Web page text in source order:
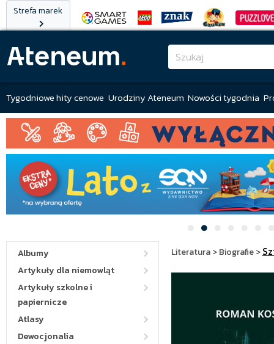
Strefa marek
Tygodniowe hity cenowe Urodziny Ateneum Nowości tygodnia
Albumy
Artykuły dla niemowląt
Artykuły szkolne i
papiernicze
Atlasy
Dewocjonalia
Literatura>Biografie>